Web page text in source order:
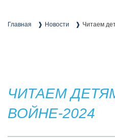
Главная Новости Читаем
ЧИТАЕМ
ВОЙНЕ-2024